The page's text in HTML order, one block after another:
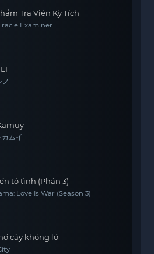
Tra Viên Kỳ Tích
Examiner
フ
ムイ
tỏ tình (Phần 3)
Love Is War (Season 3)
cây khổng lồ